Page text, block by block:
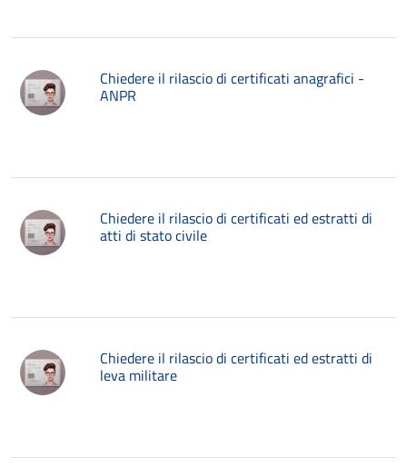
Chiedere il rilascio di certificati anagrafici -
ANPR
Chiedere il rilascio di certificati ed estratti di
atti di stato civile
Chiedere il rilascio di certificati ed estratti di
leva militare